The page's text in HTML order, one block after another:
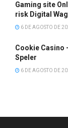
Gaming site
risk Digital
6 DE AGOSTO DE
Cookie Casino
Speler
6 DE AGOSTO DE